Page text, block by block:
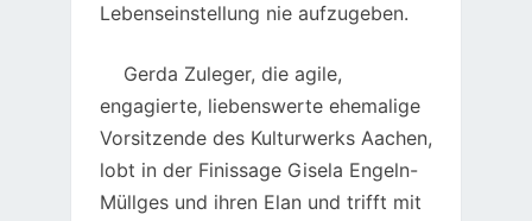
Lebenseinstellung nie aufzugeben.
Gerda Zuleger, die agile,
engagierte, liebenswerte ehemalige
Vorsitzende des Kulturwerks Aachen,
lobt in der Finissage Gisela Engeln-
Müllges und ihren Elan und trifft mit